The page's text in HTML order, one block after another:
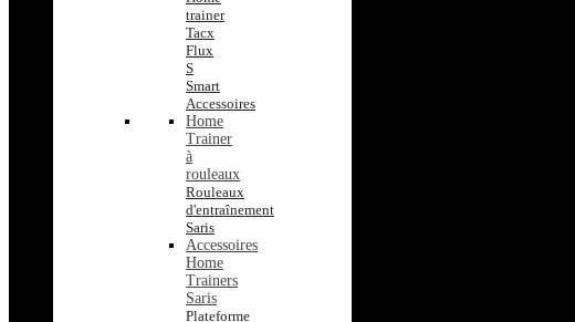
trainer
Tacx
Flux
S
Smart
Accessoires
Home
Trainer
à
rouleaux
Rouleaux
d'entraînement
Saris
Accessoires
Home
Trainers
Saris
Plateforme